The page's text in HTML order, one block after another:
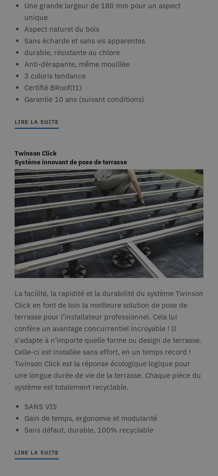
Une grande largeur de 180 mm pour un aspect
unique
Aspect naturel du bois
Sans écharde et sans vis apparentes
durable, résistante au chlore
Anti-dérapante, même mouillée
3 coloris tendance
Certifié BRoof(t1)
Garantie 10 ans (suivant conditions)
LIRE LA SUITE
Twinson Click
Système innovant de pose de terrasse
La facilité, la rapidité et la durabilité du système Twinson
Click en font de loin la meilleure solution de pose de
terrasse pour l’installateur professionnel. Cela lui
confère un avantage concurrentiel incroyable ! Il
s’adapte à n’importe quelle forme ou design de terrasse.
Celle-ci est installée sans effort, en un temps record !
Twinson Click est la réponse écologique logique pour
une longue durée de vie de la terrasse. Chaque pièce du
système est totalement recyclable.
SANS VIS
Gain de temps, ergonomie et modularité
Sans défaut, durable, 100% recyclable
LIRE LA SUITE